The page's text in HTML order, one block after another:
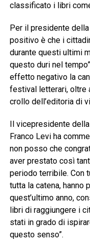
classificato i libri
Per il presidente
positivo è che i
durante questi ultimi
questo duri nel
effetto negativo la
festival letterari, oltre
crollo dell’editoria di
Il vicepresidente
Franco Levi ha
non posso che
aver prestato così
periodo terribile. Con
tutta la catena, hanno
quest’ultimo anno,
libri di raggiungere i
stati in grado di
questo senso”.